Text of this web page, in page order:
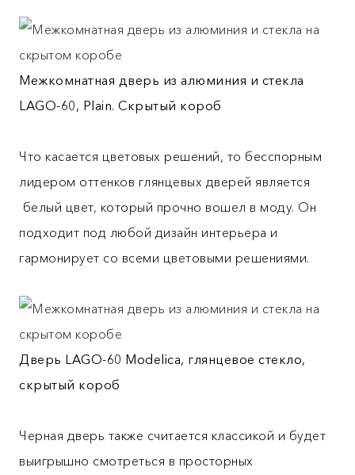
Межкомнатная дверь из алюминия и стекла
LAGO-60, Plain. Скрытый короб
Что касается цветовых решений, то бесспорным
лидером оттенков глянцевых дверей является
белый цвет, который прочно вошел в моду. Он
подходит под любой дизайн интерьера и
гармонирует со всеми цветовыми решениями.
Дверь LAGO-60 Modelica, глянцевое стекло,
скрытый короб
Черная дверь также считается классикой и будет
выигрышно смотреться в просторных